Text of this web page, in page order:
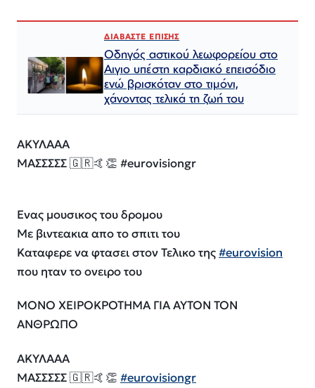
ΔΙΑΒΑΣΤΕ ΕΠΙΣΗΣ
Οδηγός αστικού λεωφορείου στο
Αιγιο υπέστη καρδιακό επεισόδιο
ενώ βρισκόταν στο τιμόνι,
χάνοντας τελικά τη ζωή του
ΑΚΥΛΑΑΑ
ΜΑΣΣΣΣΣ 🇬🇷🤙👏 #eurovisiongr
Ενας μουσικος του δρομου
Με βιντεακια απο το σπιτι του
Καταφερε να φτασει στον Τελικο της#eurovision
που ηταν το ονειρο του
ΜΟΝΟ ΧΕΙΡΟΚΡΟΤΗΜΑ ΓΙΑ ΑΥΤΟΝ ΤΟΝ
ΑΝΘΡΩΠΟ
ΑΚΥΛΑΑΑ
ΜΑΣΣΣΣΣ 🇬🇷🤙👏 #eurovisiongr